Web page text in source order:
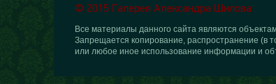
© 2015 Галерея Александра Шилова
Все материалы данного сайта являются
Запрещается копирование, распространение (в
или любое иное использование информации и